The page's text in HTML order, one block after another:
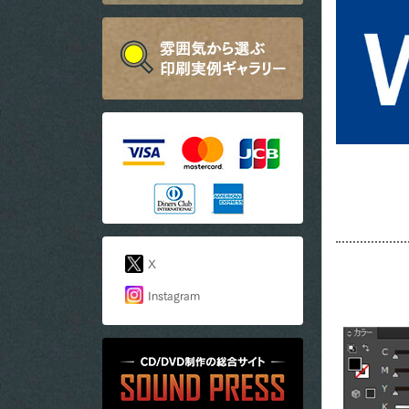
X
Instagram